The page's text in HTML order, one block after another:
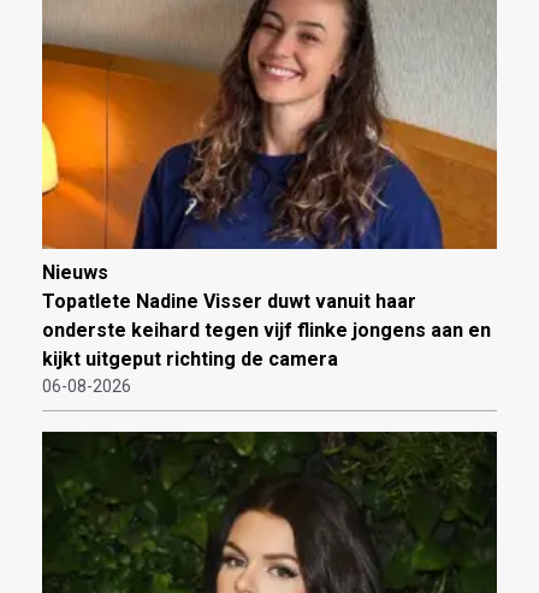
Nieuws
Topatlete Nadine Visser duwt vanuit haar
onderste keihard tegen vijf flinke jongens aan en
kijkt uitgeput richting de camera
06-08-2026